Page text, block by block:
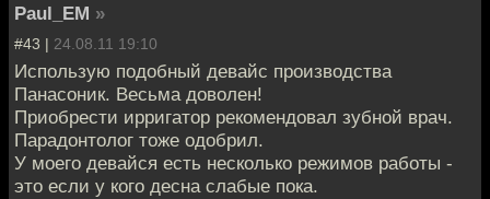
Paul_EM »
#43 | 24.08.11 19:10
Использую подобный девайс производства
Панасоник. Весьма доволен!
Приобрести ирригатор рекомендовал зубной врач.
Парадонтолог тоже одобрил.
У моего девайся есть несколько режимов работы -
это если у кого десна слабые пока.